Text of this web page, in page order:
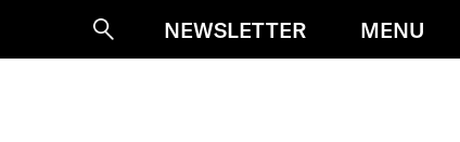
SucheNEWSLETTER MENU